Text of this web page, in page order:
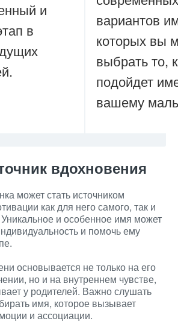
и
в
вариантов
которых вы
выбрать то,
подойдет
вашему
вдохновения
может стать источником
как для него самого, так и
и особенное имя может
и помочь ему
основывается не только на его
но и на внутреннем чувстве,
у родителей. Важно слушать
имя, которое вызывает
и ассоциации.